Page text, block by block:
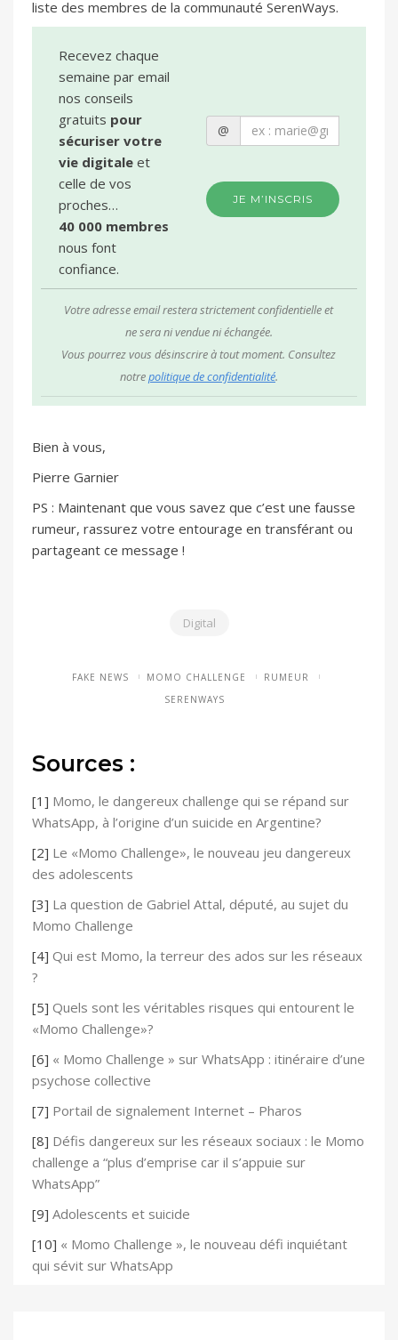
liste des membres de la communauté SerenWays.
Recevez chaque
semaine par email
nos conseils
gratuits pour
sécuriser votre
vie digitaleet
celle de vos
proches…
40 000 membres
nous font
confiance.
@
JE M’INSCRIS
Votre adresse email restera strictement confidentielle et
ne sera ni vendue ni échangée.
Vous pourrez vous désinscrire à tout moment. Consultez
notrepolitique de confidentialité.
Bien à vous,
Pierre Garnier
PS : Maintenant que vous savez que c’est une fausse
rumeur, rassurez votre entourage en transférant ou
partageant ce message !
Digital
FAKE NEWS MOMO CHALLENGE
RUMEUR
SERENWAYS
Sources :
[1] Momo, le dangereux challenge qui se répand sur
WhatsApp, à l’origine d’un suicide en Argentine?
[2] Le «Momo Challenge», le nouveau jeu dangereux
des adolescents
[3] La question de Gabriel Attal, député, au sujet du
Momo Challenge
[4] Qui est Momo, la terreur des ados sur les réseaux
?
[5] Quels sont les véritables risques qui entourent le
«Momo Challenge»?
[6] « Momo Challenge » sur WhatsApp : itinéraire d’une
psychose collective
[7] Portail de signalement Internet – Pharos
[8] Défis dangereux sur les réseaux sociaux : le Momo
challenge a “plus d’emprise car il s’appuie sur
WhatsApp”
[9] Adolescents et suicide
[10] « Momo Challenge », le nouveau défi inquiétant
qui sévit sur WhatsApp